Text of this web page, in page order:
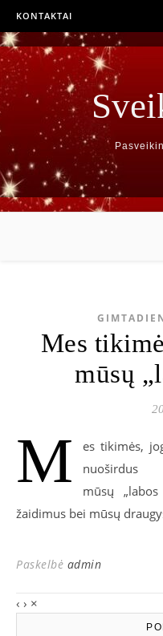
KONTAKTAI
Mes
mūsų
M
es tikimės,
nuoširdus
mūsų
žaidimus bei mūsų
Paskelbė admin
‹ › ×